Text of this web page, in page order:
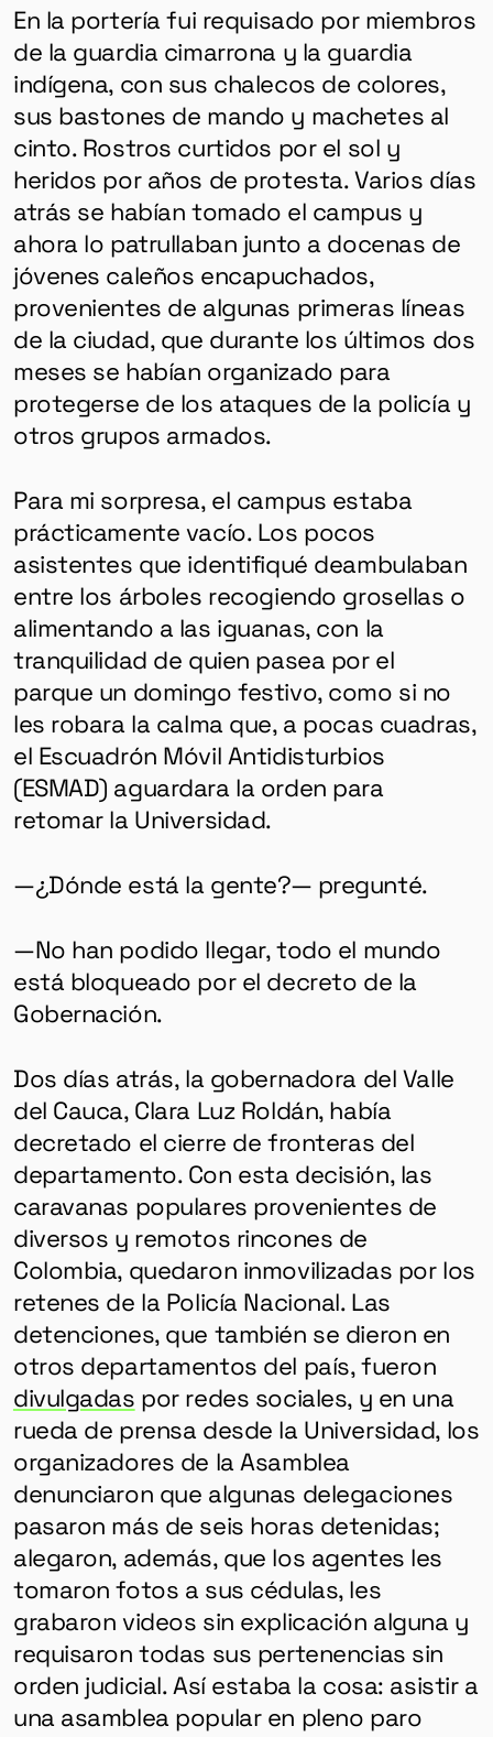
En la portería fui requisado por miembros
de la guardia cimarrona y la guardia
indígena, con sus chalecos de colores,
sus bastones de mando y machetes al
cinto. Rostros curtidos por el sol y
heridos por años de protesta. Varios días
atrás se habían tomado el campus y
ahora lo patrullaban junto a docenas de
jóvenes caleños encapuchados,
provenientes de algunas primeras líneas
de la ciudad, que durante los últimos dos
meses se habían organizado para
protegerse de los ataques de la policía y
otros grupos armados.
Para mi sorpresa, el campus estaba
prácticamente vacío. Los pocos
asistentes que identifiqué deambulaban
entre los árboles recogiendo grosellas o
alimentando a las iguanas, con la
tranquilidad de quien pasea por el
parque un domingo festivo, como si no
les robara la calma que, a pocas cuadras,
el Escuadrón Móvil Antidisturbios
(ESMAD) aguardara la orden para
retomar la Universidad.
—¿Dónde está la gente?— pregunté.
—No han podido llegar, todo el mundo
está bloqueado por el decreto de la
Gobernación.
Dos días atrás, la gobernadora del Valle
del Cauca, Clara Luz Roldán, había
decretado el cierre de fronteras del
departamento. Con esta decisión, las
caravanas populares provenientes de
diversos y remotos rincones de
Colombia, quedaron inmovilizadas por los
retenes de la Policía Nacional. Las
detenciones, que también se dieron en
otros departamentos del país, fueron
divulgadas por redes sociales, y en una
rueda de prensa desde la Universidad, los
organizadores de la Asamblea
denunciaron que algunas delegaciones
pasaron más de seis horas detenidas;
alegaron, además, que los agentes les
tomaron fotos a sus cédulas, les
grabaron videos sin explicación alguna y
requisaron todas sus pertenencias sin
orden judicial. Así estaba la cosa: asistir a
una asamblea popular en pleno paro